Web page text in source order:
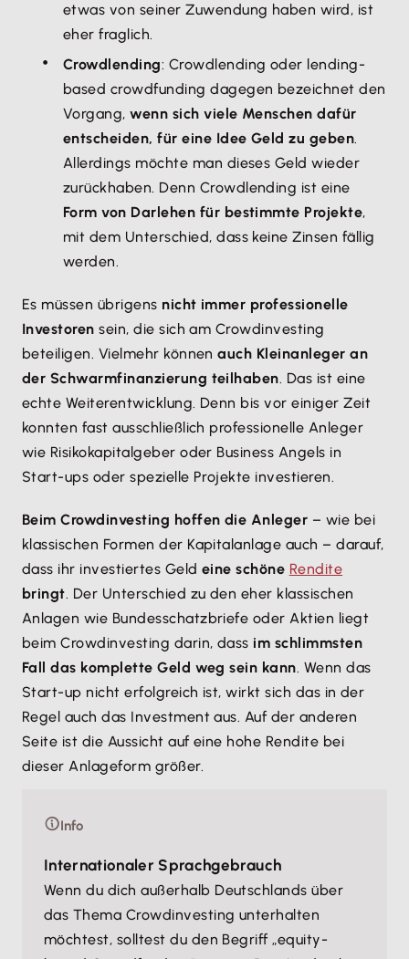
etwas von seiner Zuwendung haben wird, ist
eher fraglich.
Crowdlending: Crowdlending oder lending-
based crowdfunding dagegen bezeichnet den
Vorgang,wenn sich viele Menschen dafür
entscheiden, für eine Idee Geld zu geben.
Allerdings möchte man dieses Geld wieder
zurückhaben. Denn Crowdlending ist eine
Form von Darlehen für bestimmte Projekte,
mit dem Unterschied, dass keine Zinsen fällig
werden.
Es müssen übrigens nicht immer professionelle
Investoren sein, die sich am Crowdinvesting
beteiligen. Vielmehr könnenauch Kleinanleger an
der Schwarmfinanzierung teilhaben. Das ist eine
echte Weiterentwicklung. Denn bis vor einiger Zeit
konnten fast ausschließlich professionelle Anleger
wie Risikokapitalgeber oder Business Angels in
Start-ups oder spezielle Projekte investieren.
Beim Crowdinvesting hoffen die Anleger – wie bei
klassischen Formen der Kapitalanlage auch – darauf,
dass ihr investiertes Geld eine schöne Rendite
bringt. Der Unterschied zu den eher klassischen
Anlagen wie Bundesschatzbriefe oder Aktien liegt
beim Crowdinvesting darin, dass im schlimmsten
Fall das komplette Geld weg sein kann. Wenn das
Start-up nicht erfolgreich ist, wirkt sich das in der
Regel auch das Investment aus. Auf der anderen
Seite ist die Aussicht auf eine hohe Rendite bei
dieser Anlageform größer.
Info
Internationaler Sprachgebrauch
Wenn du dich außerhalb Deutschlands über
das Thema Crowdinvesting unterhalten
möchtest, solltest du den Begriff „equity-